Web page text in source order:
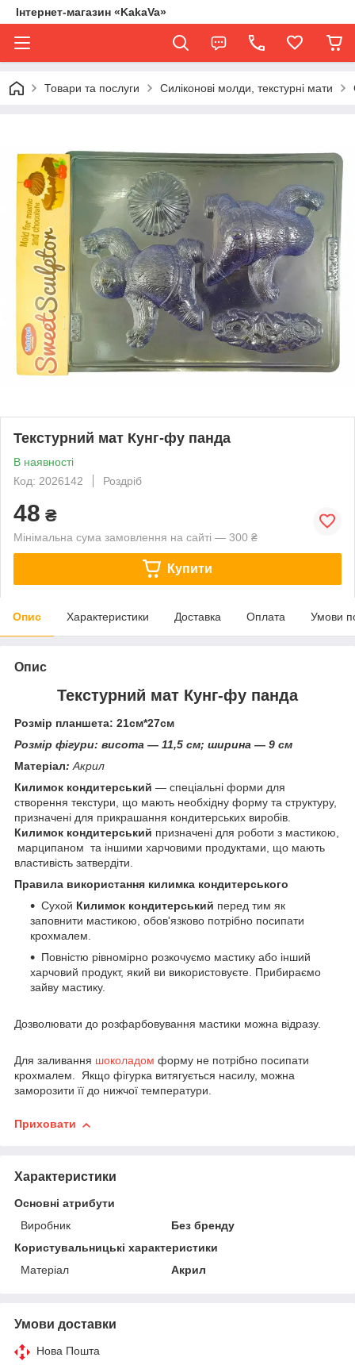
Інтернет-магазин «KakaVa»
Товари та послуги Силіконові молди, текстурні мати
Текстурний мат Кунг-фу панда
В наявності
Код: 2026142
Роздріб
48 ₴
Мінімальна сума замовлення на сайті — 300 ₴
Купити
Опис Характеристики Доставка Оплата Умови
Опис
Текстурний мат Кунг-фу панда
Розмір планшета: 21см*27см
Розмір фігури: висота — 11,5 см; ширина — 9 см
Матеріал: Акрил
Килимок кондитерський — спеціальні форми для
створення текстури, що мають необхідну форму та структуру,
призначені для прикрашання кондитерських виробів.
Килимок кондитерський призначені для роботи з мастикою,
марципаном та іншими харчовими продуктами, що мають
властивість затвердіти.
Правила використання килимка кондитерського
Сухой Килимок кондитерський перед тим як
заповнити мастикою, обов'язково потрібно посипати
крохмалем.
Повністю рівномірно розкочуємо мастику або інший
харчовий продукт, який ви використовуєте. Прибираємо
зайву мастику.
Дозволювати до розфарбовування мастики можна відразу.
Для заливання шоколадом форму не потрібно посипати
крохмалем. Якщо фігурка витягується насилу, можна
заморозити її до нижчої температури.
Приховати
Характеристики
Основні атрибути
Виробник
Без бренду
Користувальницькі характеристики
Матеріал
Акрил
Умови доставки
Нова Пошта